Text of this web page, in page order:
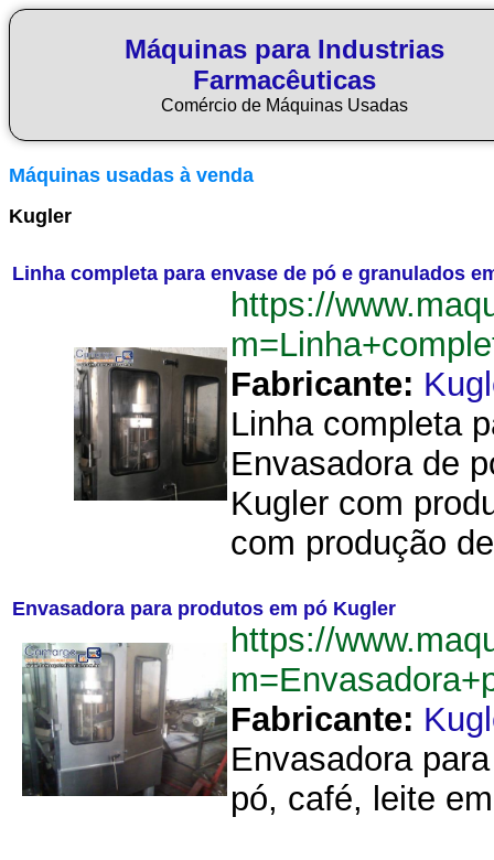
Máquinas para Industrias
Farmacêuticas
Comércio de Máquinas Usadas
Máquinas usadas à venda
Kugler
Linha completa para envase de pó e granulados
https://
Fabricante:
Linha completa
Envasadora de
Kugler com
com produção
Envasadora para produtos em pó Kugler
https://
Fabricante:
Envasadora
pó, café, leite